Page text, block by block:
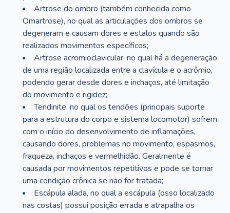
Artrose do ombro (também conhecida como
Omartrose), no qual as articulações dos ombros se
degeneram e causam dores e estalos quando são
realizados movimentos específicos;
Artrose acromioclavicular, no qual há a degeneração
de uma região localizada entre a clavícula e o acrômio,
podendo gerar desde dores e inchaços, até limitação
do movimento e rigidez;
Tendinite, no qual os tendões (principais suporte
para a estrutura do corpo e sistema locomotor) sofrem
com o início do desenvolvimento de inflamações,
causando dores, problemas no movimento, espasmos,
fraqueza, inchaços e vermelhidão. Geralmente é
causada por movimentos repetitivos e pode se tornar
uma condição crônica se não for tratada;
Escápula alada, no qual a escápula (osso localizado
nas costas) possui posição errada e atrapalha os